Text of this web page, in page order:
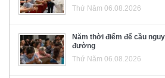
Thứ Năm 06.08.2026
Năm thời điểm để cầu
đường
Thứ Năm 06.08.2026